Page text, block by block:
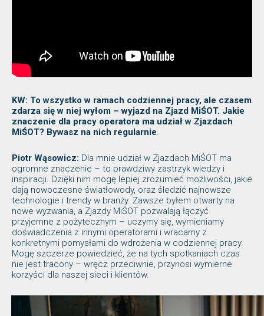
KW: To wszystko w ramach codziennej pracy, ale czasem
zdarza się w niej wyłom – wyjazd na Zjazd MiŚOT. Jakie
znaczenie dla pracy operatora ma udział w Zjazdach
MiŚOT? Bywasz na nich regularnie.
Piotr Wąsowicz: Dla mnie udział w Zjazdach MiŚOT ma
ogromne znaczenie – to prawdziwy zastrzyk wiedzy i
inspiracji. Dzięki nim mogę lepiej zrozumieć możliwości, jakie
dają nowoczesne światłowody, oraz śledzić najnowsze
technologie i trendy w branży. Zawsze byłem otwarty na
nowe wyzwania, a Zjazdy MiŚOT pozwalają łączyć
przyjemne z pożytecznym – uczymy się, wymieniamy
doświadczenia z innymi operatorami i wracamy z
konkretnymi pomysłami do wdrożenia w codziennej pracy.
Mogę szczerze powiedzieć, że na tych spotkaniach czas
nie jest tracony – wręcz przeciwnie, przynosi wymierne
korzyści dla naszej sieci i klientów.